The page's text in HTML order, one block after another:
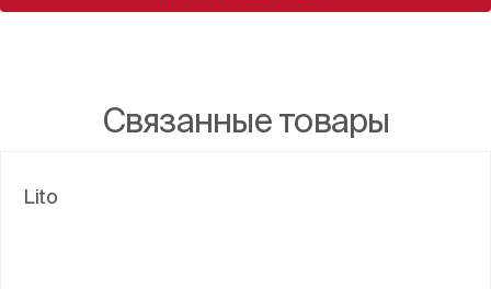
Связанные товары
Lito